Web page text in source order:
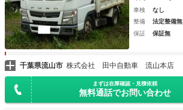
車検
なし
整備
法定整備無
保証
保証無
千葉県流山市 株式会社 田中自動車 流山本店
まずは在庫確認・見積依頼
無料通話でお問い合わせ